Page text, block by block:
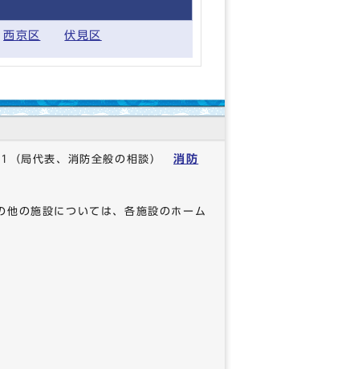
西京区 伏見区
（局代表、消防全般の相談）消防
の施設については、各施設のホーム